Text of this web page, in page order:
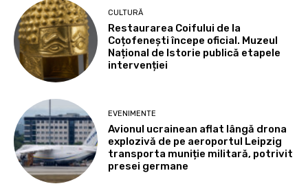
CULTURĂ
Restaurarea Coifului de la
Coțofenești începe oficial. Muzeul
Național de Istorie publică etapele
intervenției
EVENIMENTE
Avionul ucrainean aflat lângă drona
explozivă de pe aeroportul Leipzig
transporta muniție militară, potrivit
presei germane